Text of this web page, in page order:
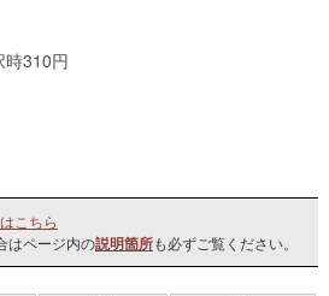
時310円
こちら
はページ内の説明箇所も必ずご覧ください。